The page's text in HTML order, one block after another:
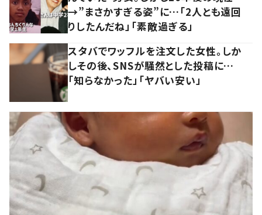
→”まさかすぎる姿”に…「2人とも遠回
りしたんだね」「素敵過ぎる」
スタバでワッフルを注文した女性。しか
しその後、SNSが騒然とした投稿に…
「知らなかった」「ヤバい安い」